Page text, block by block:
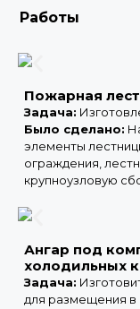
Работы
Пожарная
Задача:
Было сделано:
элементы
ограждения,
крупноузловую
Ангар под
холодильных
Задача:
для размещения